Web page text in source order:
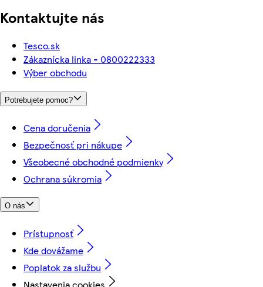
Kontaktujte nás
Tesco.sk
Zákaznícka linka - 0800222333
Výber obchodu
Potrebujete pomoc?
Cena doručenia
Bezpečnosť pri nákupe
Všeobecné obchodné podmienky
Ochrana súkromia
O nás
Prístupnosť
Kde dovážame
Poplatok za službu